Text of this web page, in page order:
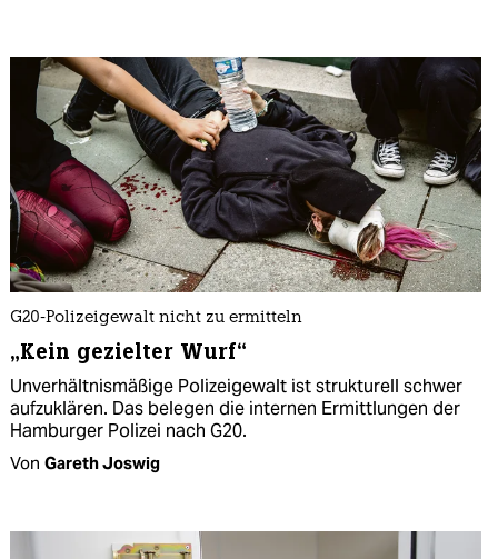
G20-Polizeigewalt nicht zu ermitteln
„Kein gezielter Wurf“
Unverhältnismäßige Polizeigewalt ist strukturell schwer
aufzuklären. Das belegen die internen Ermittlungen der
Hamburger Polizei nach G20.
Von Gareth Joswig